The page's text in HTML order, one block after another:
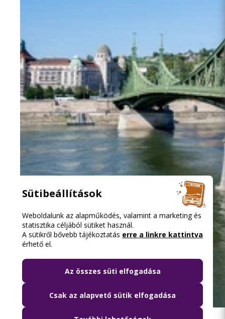
Sütibeállítások
Weboldalunk az alapműködés, valamint a marketing és
statisztika céljából sütiket használ.
A sütikről bővebb tájékoztatás erre a linkre kattintva
érhető el.
Az összes süti elfogadása
Csak az alapvető sütik elfogadása